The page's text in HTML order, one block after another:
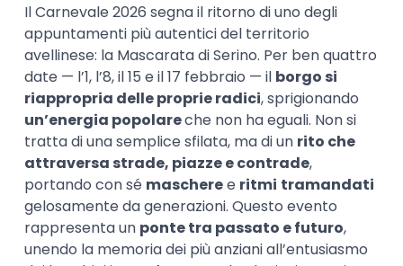
Il Carnevale 2026 segna il ritorno di uno degli
appuntamenti più autentici del territorio
avellinese: la Mascarata di Serino. Per ben quattro
date — l’1, l’8, il 15 e il 17 febbraio — il borgo si
riappropria delle proprie radici, sprigionando
un’energia popolareche non ha eguali. Non si
tratta di una semplice sfilata, ma di un rito che
attraversa strade, piazze e contrade,
portando con sé mascheree ritmi tramandati
gelosamente da generazioni. Questo evento
rappresenta un ponte tra passato e futuro,
unendo la memoria dei più anziani all’entusiasmo